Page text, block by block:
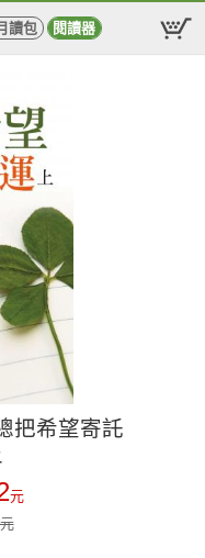
讀包 閱讀器
把希望寄託
元
元